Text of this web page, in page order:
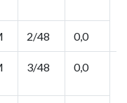
2/48 0,0
3/48 0,0